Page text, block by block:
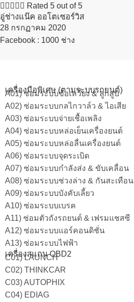
     Rated 5 out of 5
อู่ช่างแน๊ค ออโตเซอร์วิส
28 กรกฏาคม 2020​
Facebook : 1000 ช่าง
เครื่องมือพิเศษ (ตามระบบรถยนต์)
A01) ซ่อมระบบข้อเหวี่ยง & ลูกสูบ
A02) ซ่อมระบบกลไกวาล์ว & ไอเสีย
A03) ซ่อมระบบจ่ายเชื้อเพลิง
A04) ซ่อมระบบหล่อเย็นเครื่องยนต์
A05) ซ่อมระบบหล่อลื่นเครื่องยนต์
A06) ซ่อมระบบจุดระเบิด
A07) ซ่อมระบบกำลังส่ง & ขับเคลื่อน
A08) ซ่อมระบบช่วงล่าง & กันสะเทือน
A09) ซ่อมระบบบังคับเลี้ยว
A10) ซ่อมระบบเบรค
A11) ซ่อมตัวถังรถยนต์ & เฟรมแชสซี
A12) ซ่อมระบบแอร์คอนดิชั่น
A13) ซ่อมระบบไฟฟ้า
เครื่องสแกน OBD2
C01) LAUNCH
C02) THINKCAR
C03) AUTOPHIX
C04) EDIAG